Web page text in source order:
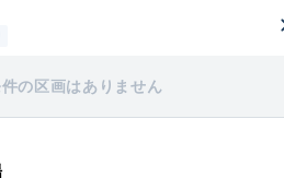
の区画はありません